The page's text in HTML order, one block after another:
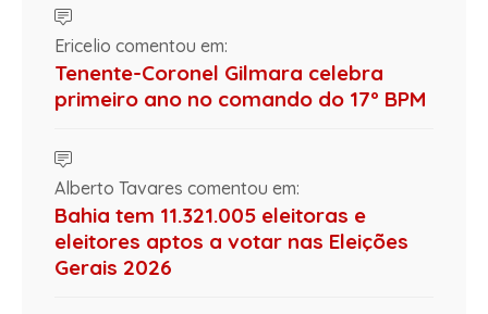
Ericelio comentou em:
Tenente-Coronel Gilmara celebra
primeiro ano no comando do 17º BPM
Alberto Tavares comentou em:
Bahia tem 11.321.005 eleitoras e
eleitores aptos a votar nas Eleições
Gerais 2026